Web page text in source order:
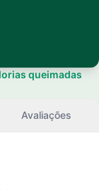
queimadas
Avaliações